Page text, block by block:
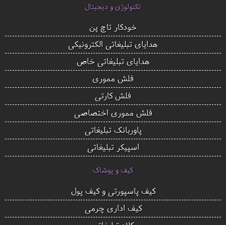
تکنولوژی و دیجیتال
خودکار تاچ پن
هدایای تبلیغاتی الکترونیکی
هدایای تبلیغاتی خاص
فلش مموری
فلش کارتی
فلش مموری اختصاصی
پاوربانک تبلیغاتی
اسپیکر تبلیغاتی
کیف و پوشاک
کیف پاسپورتی و کیف پول
کیف اداری چرمی